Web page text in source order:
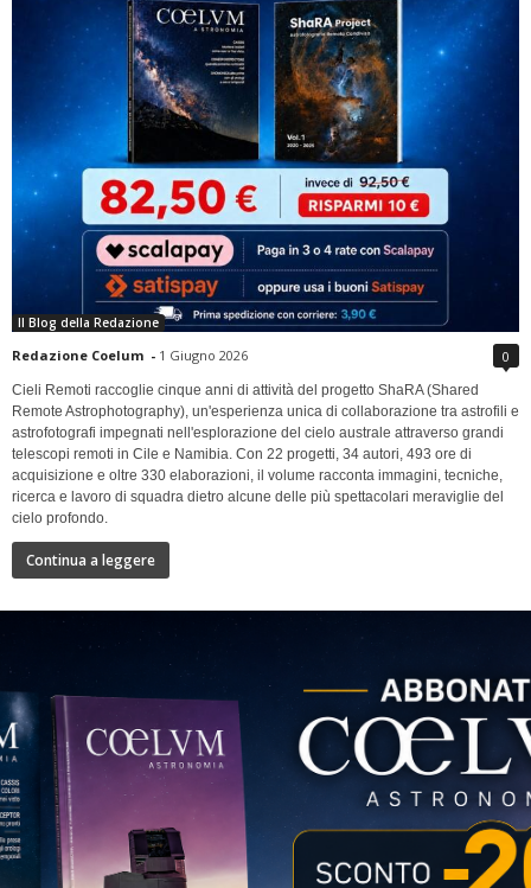
Il Blog della Redazione
Redazione Coelum - 1 Giugno 2026 0
Cieli Remoti raccoglie cinque anni di attività del progetto ShaRA (Shared
Remote Astrophotography), un'esperienza unica di collaborazione tra astrofili e
astrofotografi impegnati nell'esplorazione del cielo australe attraverso grandi
telescopi remoti in Cile e Namibia. Con 22 progetti, 34 autori, 493 ore di
acquisizione e oltre 330 elaborazioni, il volume racconta immagini, tecniche,
ricerca e lavoro di squadra dietro alcune delle più spettacolari meraviglie del
cielo profondo.
Continua a leggere